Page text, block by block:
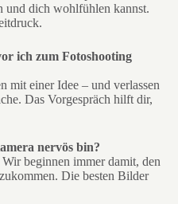
und dich wohlfühlen kannst.
ich zum Fotoshooting
mit einer Idee – und verlassen
Das Vorgespräch hilft dir,
nervös bin?
beginnen immer damit, den
Die besten Bilder